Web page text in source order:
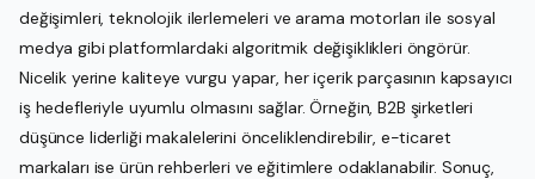
değişimleri, teknolojik ilerlemeleri ve arama motorları ile sosyal
medya gibi platformlardaki algoritmik değişiklikleri öngörür.
Nicelik yerine kaliteye vurgu yapar, her içerik parçasının kapsayıcı
iş hedefleriyle uyumlu olmasını sağlar. Örneğin, B2B şirketleri
düşünce liderliği makalelerini önceliklendirebilir, e-ticaret
markaları ise ürün rehberleri ve eğitimlere odaklanabilir. Sonuç,